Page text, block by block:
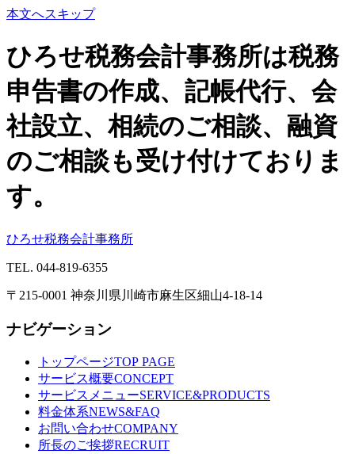
本文へスキップ
ひろせ税務会計事務所は税務
申告書の作成、記帳代行、会
社設立、相続のご相談、融資
のご相談も受け付けておりま
す。
ひろせ税務会計事務所
TEL. 044-819-6355
〒215-0001 神奈川県川崎市麻生区細山4-18-14
ナビゲーション
トップページTOP PAGE
サービス概要CONCEPT
サービスメニューSERVICE&PRODUCTS
料金体系NEWS&FAQ
お問い合わせCOMPANY
所長のご挨拶RECRUIT